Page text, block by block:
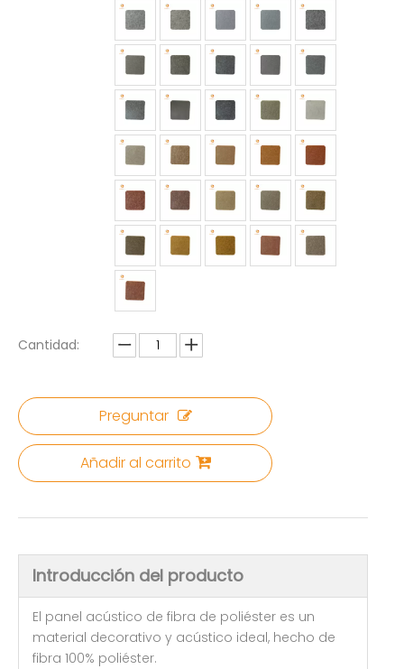
Cantidad:
Preguntar
Añadir al carrito
Introducción del producto
El panel acústico de fibra de poliéster es un
material decorativo y acústico ideal, hecho de
fibra 100% poliéster.